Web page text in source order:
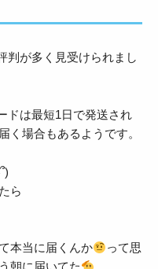
判が多く見受けられまし
ドは最短1日で発送され
く場合もあるようです。
ら
本当に届くんか
って思
朝に届いてた